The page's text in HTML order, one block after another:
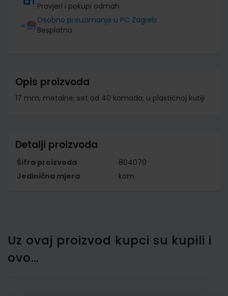
Provjeri i pokupi odmah
Osobno preuzimanje u PC Zagreb
Besplatno
Opis proizvoda
17 mm; metalne; set od 40 komada; u plastičnoj kutiji
Detalji proizvoda
Šifra proizvoda
804070
Jedinična mjera
kom
Uz ovaj proizvod kupci su kupili i
ovo…